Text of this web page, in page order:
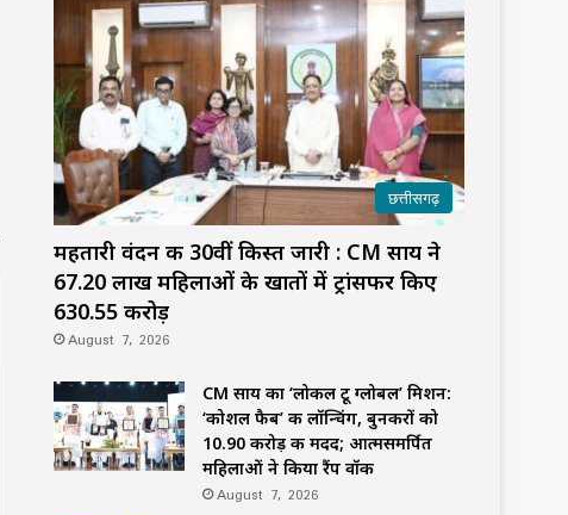
छत्तीसगढ़
महतारी वंदन की 30वीं किस्त जारी : CM साय ने
67.20 लाख महिलाओं के खातों में ट्रांसफर किए
₹630.55 करोड़
August 7, 2026
CM साय का ‘लोकल टू ग्लोबल’ मिशन:
‘कोशल फैब’ की लॉन्चिंग, बुनकरों को
10.90 करोड़ की मदद; आत्मसमर्पित
महिलाओं ने किया रैंप वॉक
August 7, 2026